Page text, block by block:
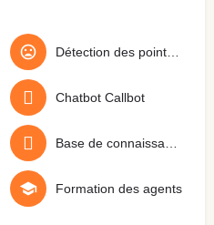
Chatbot Callbot
Formation des agents